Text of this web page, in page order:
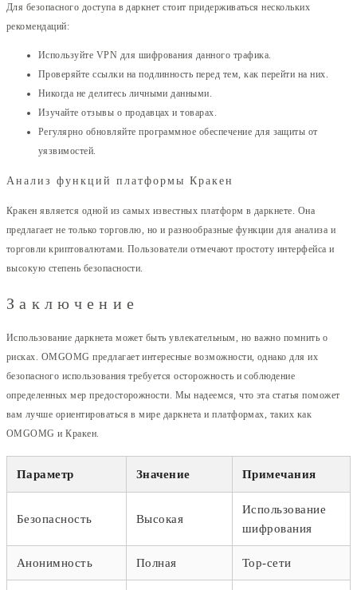
Для безопасного доступа в даркнет стоит придерживаться нескольких
рекомендаций:
Используйте VPN для шифрования данного трафика.
Проверяйте ссылки на подлинность перед тем, как перейти на них.
Никогда не делитесь личными данными.
Изучайте отзывы о продавцах и товарах.
Регулярно обновляйте программное обеспечение для защиты от
уязвимостей.
Анализ функций платформы Кракен
Кракен является одной из самых известных платформ в даркнете. Она
предлагает не только торговлю, но и разнообразные функции для анализа и
торговли криптовалютами. Пользователи отмечают простоту интерфейса и
высокую степень безопасности.
Заключение
Использование даркнета может быть увлекательным, но важно помнить о
рисках. OMGOMG предлагает интересные возможности, однако для их
безопасного использования требуется осторожность и соблюдение
определенных мер предосторожности. Мы надеемся, что эта статья поможет
вам лучше ориентироваться в мире даркнета и платформах, таких как
OMGOMG и Кракен.
Параметр Значение Примечания
Безопасность Высокая
Использование
шифрования
Анонимность Полная Тор-сети